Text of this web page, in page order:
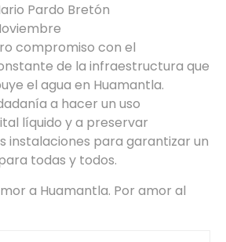
Pardo Bretón
compromiso con el
de la infraestructura que
el agua en Huamantla.
a hacer un uso
líquido y a preservar
instalaciones para garantizar un
todas y todos.
a Huamantla. Por amor al